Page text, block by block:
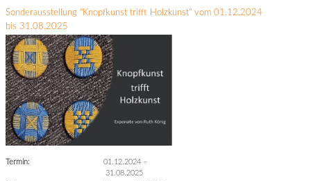
Sonderausstellung "Knopfkunst trifft Holzkunst" vom 01.12.2024
bis 31.08.2025
Termin: 01.12.2024 –
31.08.2025